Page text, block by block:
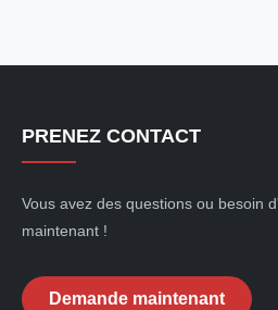
PRENEZ CONTACT
Vous avez des questions ou besoin
maintenant !
Demande maintenant